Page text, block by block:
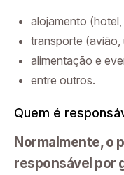
alojamento
transporte (avião,
alimentação e
entre outros.
Quem é
Normalmente, o
responsável por